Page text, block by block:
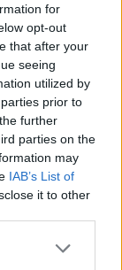
for
opt-out
that after your
seeing
utilized by
prior to
further
parties on the
may
IAB’s List of
it to other
szóvivője a
az
kínai
azért
átnevezni
nagy
tőke társaság
pedig 20